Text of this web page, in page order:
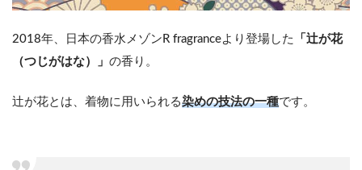
2018年、日本の香水メゾンR fragranceより登場した
「辻が花
（つじがはな）」 の香り。
辻が花とは、着物に用いられる染めの技法の一種です。